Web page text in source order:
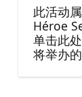
此活动
Héroe
单击此处
将举办